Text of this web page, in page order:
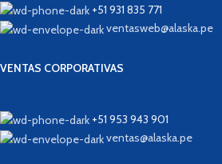
+51 931 835 771
ventasweb@alaska.pe
VENTAS CORPORATIVAS
+51 953 943 901
ventas@alaska.pe